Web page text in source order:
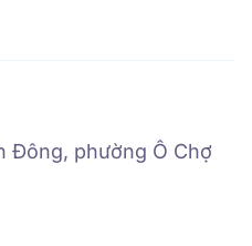
Đông, phường Ô Chợ